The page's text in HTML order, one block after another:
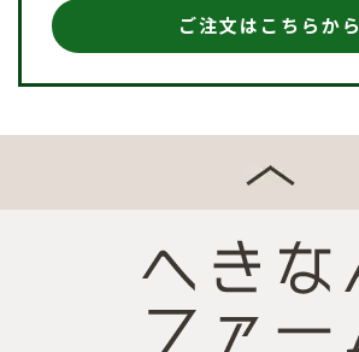
ご注文はこちらから